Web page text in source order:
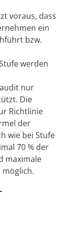
voraus, dass
ein
bzw.
werden
nur
Die
Richtlinie
der
wie bei Stufe
70 % der
maximale
möglich.